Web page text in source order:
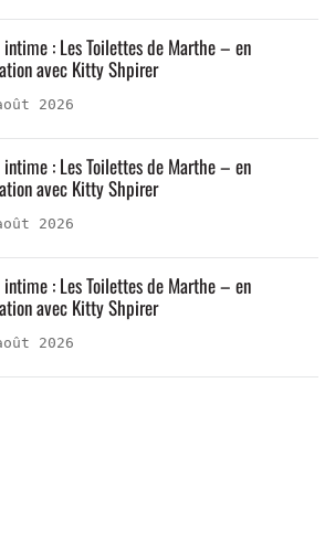
2026
intime : Les Toilettes de Marthe – en
avec Kitty Shpirer
2026
intime : Les Toilettes de Marthe – en
avec Kitty Shpirer
2026
intime : Les Toilettes de Marthe – en
avec Kitty Shpirer